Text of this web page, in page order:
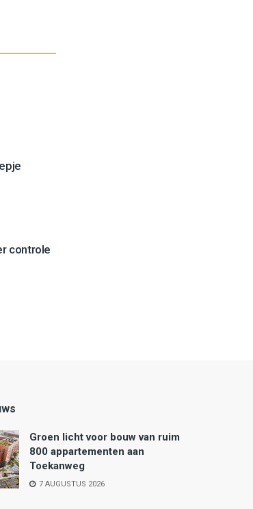
controle
Groen licht voor bouw van ruim
800 appartementen aan
Toekanweg
7 AUGUSTUS 2026